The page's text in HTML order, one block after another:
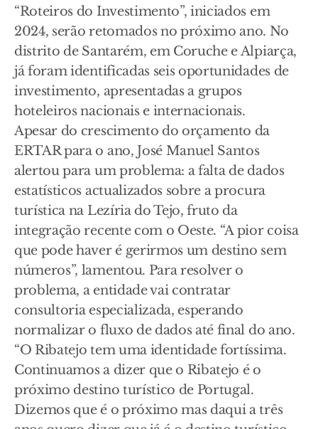
“Roteiros do Investimento”, iniciados em
2024, serão retomados no próximo ano. No
distrito de Santarém, em Coruche e Alpiarça,
já foram identificadas seis oportunidades de
investimento, apresentadas a grupos
hoteleiros nacionais e internacionais.
Apesar do crescimento do orçamento da
ERTAR para o ano, José Manuel Santos
alertou para um problema: a falta de dados
estatísticos actualizados sobre a procura
turística na Lezíria do Tejo, fruto da
integração recente com o Oeste. “A pior coisa
que pode haver é gerirmos um destino sem
números”, lamentou. Para resolver o
problema, a entidade vai contratar
consultoria especializada, esperando
normalizar o fluxo de dados até final do ano.
“O Ribatejo tem uma identidade fortíssima.
Continuamos a dizer que o Ribatejo é o
próximo destino turístico de Portugal.
Dizemos que é o próximo mas daqui a três